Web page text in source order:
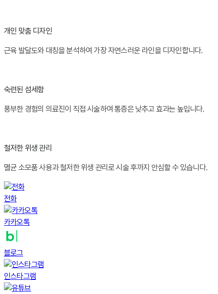
개인 맞춤 디자인
근육 발달도와 대칭을 분석하여 가장 자연스러운 라인을 디자인합니다.
숙련된 섬세함
풍부한 경험의 의료진이 직접 시술하여 통증은 낮추고 효과는 높입니다.
철저한 위생 관리
멸균 소모품 사용과 철저한 위생 관리로 시술 후까지 안심할 수 있습니다.
전화
카카오톡
블로그
인스타그램